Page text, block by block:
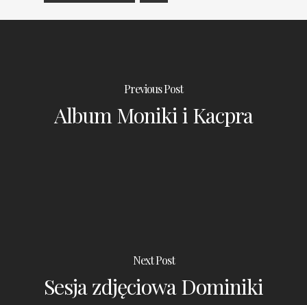
Previous Post
Album Moniki i Kacpra
Next Post
Sesja zdjęciowa Dominiki